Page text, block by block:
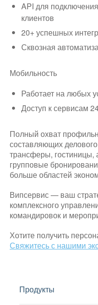
API для
клиентов
20+ успешных
Сквозная
Мобильность
Работает на любых
Доступ к сервисам
Полный охват
составляющих
трансферы, гостиницы,
групповые
больше областей
Випсервис — ваш
комплексного
командировок и
Хотите получить
Свяжитесь с нашими
Продукты